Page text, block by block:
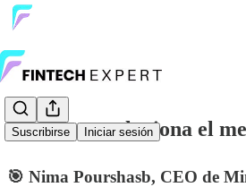
Suscribirse Iniciar sesión
🚀Minu revoluciona el
🎯 Nima Pourshasb, CEO de